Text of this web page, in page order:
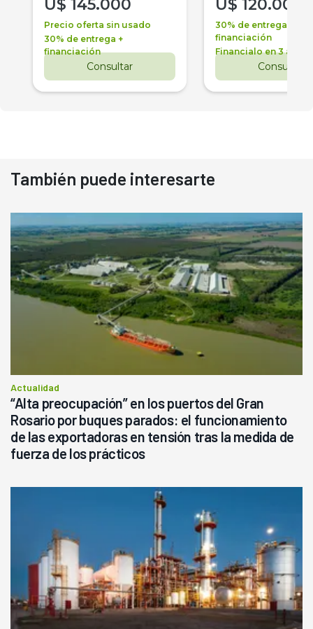
U$ 145.000
Precio oferta sin usado
30% de entrega +
financiación
Consultar
U$ 120.000
30% de entrega +
financiación
Financialo en 3 años
Consultar
También puede interesarte
Actualidad
“Alta preocupación” en los puertos del Gran
Rosario por buques parados: el funcionamiento
de las exportadoras en tensión tras la medida de
fuerza de los prácticos